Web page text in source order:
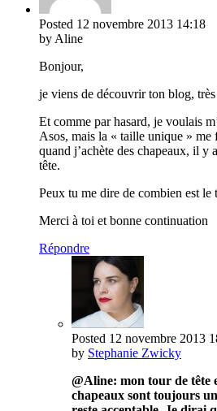
Posted 12 novembre 2013 14:18
by Aline
Bonjour,
je viens de découvrir ton blog,
Et comme par hasard, je voulais
Asos, mais la « taille unique » me
quand j’achète des chapeaux, il y
tête.
Peux tu me dire de combien est le
Merci à toi et bonne continuation
Répondre
Posted 12 novembre 2013
by Stephanie Zwicky
@Aline: mon tour de tête
chapeaux sont toujours